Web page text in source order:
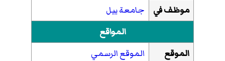
موظف في
جامعة ييل
المواقع
الموقع
الموقع الرسمي